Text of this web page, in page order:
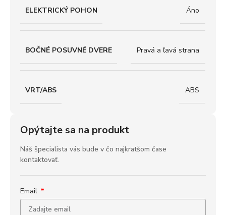
ELEKTRICKÝ POHON Áno
BOČNÉ POSUVNÉ DVERE Pravá a ľavá strana
VRT/ABS ABS
Opýtajte sa na produkt
Náš špecialista vás bude v čo najkratšom čase
kontaktovať.
Email